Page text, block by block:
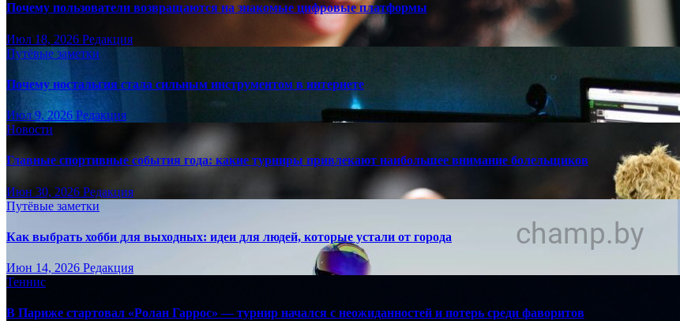
Почему пользователи возвращаются на знакомые цифровые платформы
Июл 18, 2026 Редакция
Путёвые заметки
Почему ностальгия стала сильным инструментом в интернете
Июл 9, 2026 Редакция
Новости
Главные спортивные события года: какие турниры привлекают наибольшее внимание болельщиков
Июн 30, 2026 Редакция
Путёвые заметки
Как выбрать хобби для выходных: идеи для людей, которые устали от города
Июн 14, 2026 Редакция
Теннис
В Париже стартовал «Ролан Гаррос» — турнир начался с неожиданностей и потерь среди фаворитов